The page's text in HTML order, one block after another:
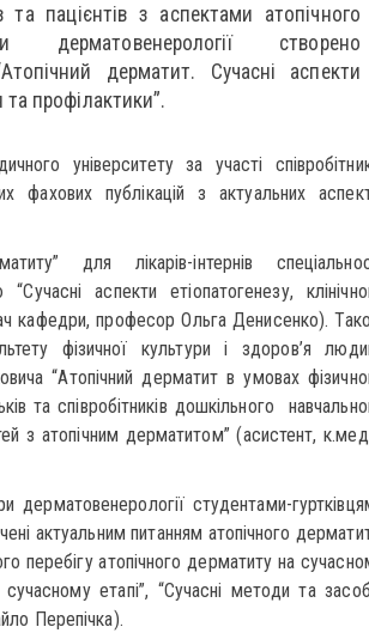
пацієнтів з аспектами атопічного
дерматовенерології створено
дерматит. Сучасні аспекти
та профілактики”.
університету за участі
фахових публікацій з актуальних
для лікарів-інтернів
аспекти етіопатогенезу,
кафедри, професор Ольга Денисенко).
фізичної культури і здоров’я
“Атопічний дерматит в умовах
та співробітників дошкільного
з атопічним дерматитом” (асистент,
дерматовенерології студентами-
актуальним питанням атопічного
перебігу атопічного дерматиту на
сучасному етапі”, “Сучасні методи та
Перепічка).